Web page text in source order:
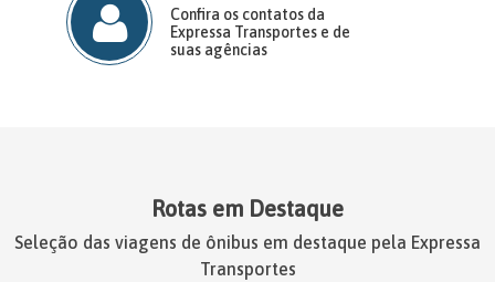
Confira os contatos da
Expressa Transportes e de
suas agências
Rotas em Destaque
Seleção das viagens de ônibus em destaque pela Expressa
Transportes